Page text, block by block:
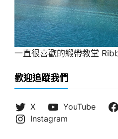
一直很喜歡的緞帶教堂
歡迎追蹤我們
X YouTube
Instagram